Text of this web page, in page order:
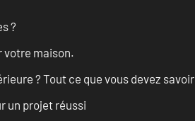
?
votre maison.
? Tout ce que vous devez savoir
un projet réussi